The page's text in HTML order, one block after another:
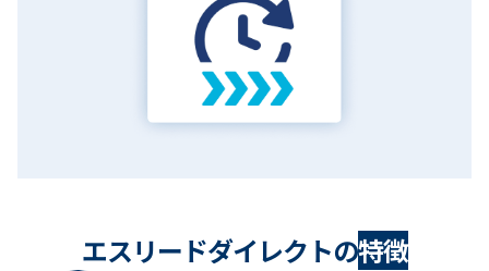
エスリードダイレクトの特徴